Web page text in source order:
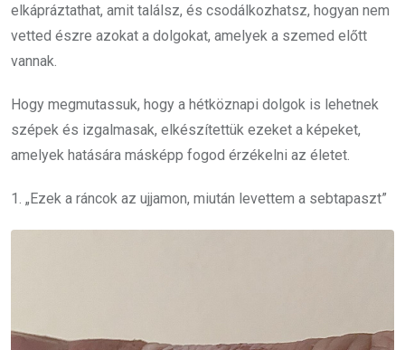
elkápráztathat, amit találsz, és csodálkozhatsz, hogyan nem
vetted észre azokat a dolgokat, amelyek a szemed előtt
vannak.
Hogy megmutassuk, hogy a hétköznapi dolgok is lehetnek
szépek és izgalmasak, elkészítettük ezeket a képeket,
amelyek hatására másképp fogod érzékelni az életet.
1. „Ezek a ráncok az ujjamon, miután levettem a sebtapaszt”